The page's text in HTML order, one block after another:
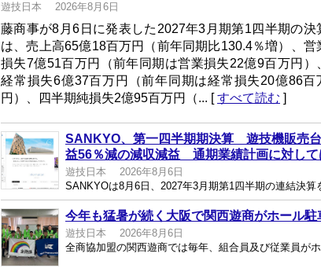
遊技日本 2026年8月6日
藤商事が8月6日に発表した2027年3月期第1四半期の決
は、売上高65億18百万円（前年同期比130.4％増）、営
損失7億51百万円（前年同期は営業損失22億9百万円）
経常損失6億37百万円（前年同期は経常損失20億86百
円）、四半期純損失2億95百万円（... [すべて読む ]
SANKYO、第一四半期期決算 遊技機販売
益56％減の減収減益 通期業績計画に対して
遊技日本
2026年8月6日
今年も猛暑が続く大阪で関西遊商がホール駐
遊技日本
2026年8月6日